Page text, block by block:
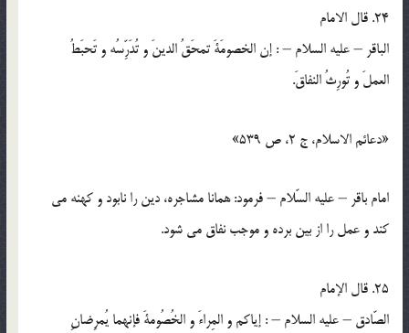
24. قال الامام
الباقر – عليه السلام – : إن الخصومَةَ تمحَقُ الدينَ و تُدَرِّسُه و تَحبَطُ
العملَ و تُورِثُ النفاقَ.
«دعائم الاسلام، ج 2، ص 539»
امام باقر – عليه السّلام – فرمود: همانا مشاجره، دين را نابود و كهنه مي
كند و عمل را از بين برده و موجب نفاق مي شود.
25. قال الإمام
الصّادق – عليه السلام – : إياكم و المِراءَ و الخُصُومةَ فإنهما يُمرِضانِ